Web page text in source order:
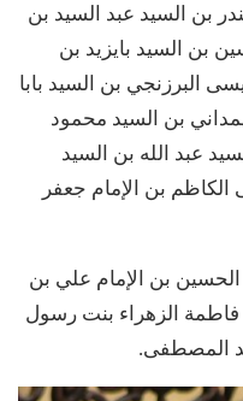
بن السيد عبد السيد بن
بن السيد بايزيد بن
البرزنجي بن السيد بابا
بن السيد محمود
عبد الله بن السيد
بن الإمام جعفر
الحسين بن الإمام علي بن
فاطمة الزهراء بنت رسول
المصطفى.